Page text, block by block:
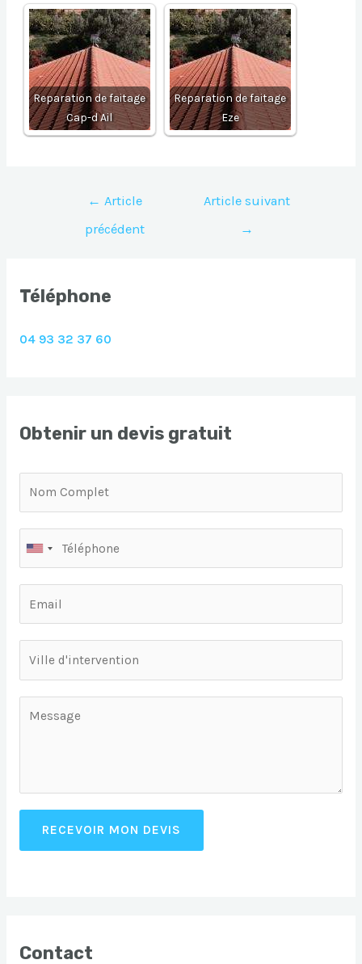
Reparation de faitage
Cap-d Ail
Reparation de faitage
Eze
Navigation
l’article
← Article
précédent
Article suivant
→
Téléphone
04 93 32 37 60
Obtenir un devis gratuit
RECEVOIR MON DEVIS
Contact